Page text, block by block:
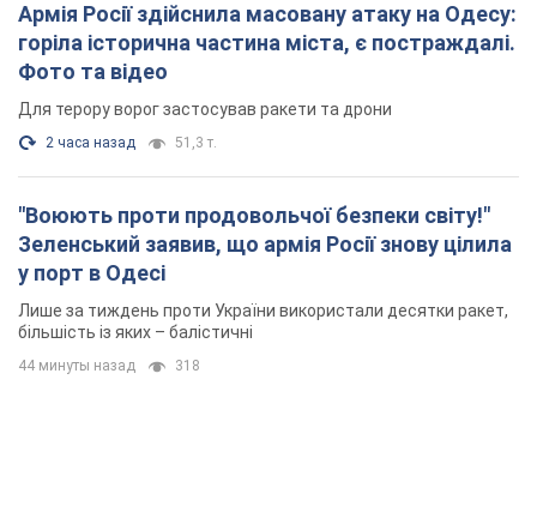
Армія Росії здійснила масовану атаку на Одесу:
горіла історична частина міста, є постраждалі.
Фото та відео
Для терору ворог застосував ракети та дрони
2 часа назад 51,3 т.
"Воюють проти продовольчої безпеки світу!"
Зеленський заявив, що армія Росії знову цілила
у порт в Одесі
Лише за тиждень проти України використали десятки ракет,
більшість із яких – балістичні
44 минуты назад 318